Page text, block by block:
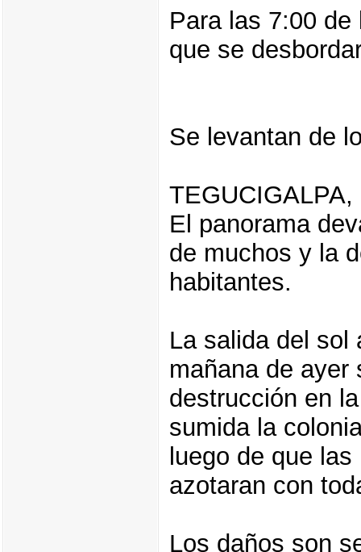
Para las 7:00
que se
Se levantan de
El panorama
de muchos y la
habitantes.
La salida del sol
mañana de ayer
destrucción en
sumida la
luego de que las
azotaran con
Los daños son